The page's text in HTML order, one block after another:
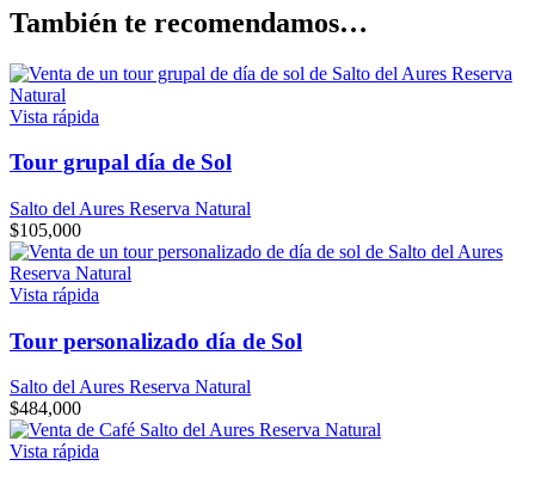
También te recomendamos…
Vista rápida
Tour grupal día de Sol
Salto del Aures Reserva Natural
$105,000
Vista rápida
Tour personalizado día de Sol
Salto del Aures Reserva Natural
$484,000
Vista rápida